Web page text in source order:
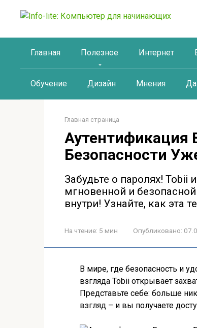
Главная Полезное Интернет
Обучение Дизайн Мнения
Главная страница
Аутентификация
Безопасности
Забудьте о паролях! Tobii
мгновенной и
внутри! Узнайте, как эта
На чтение: 5 мин Опубликовано:
В мире, где безопасность и
взгляда Tobii открывает
Представьте себе: больше
взгляд – и вы получаете